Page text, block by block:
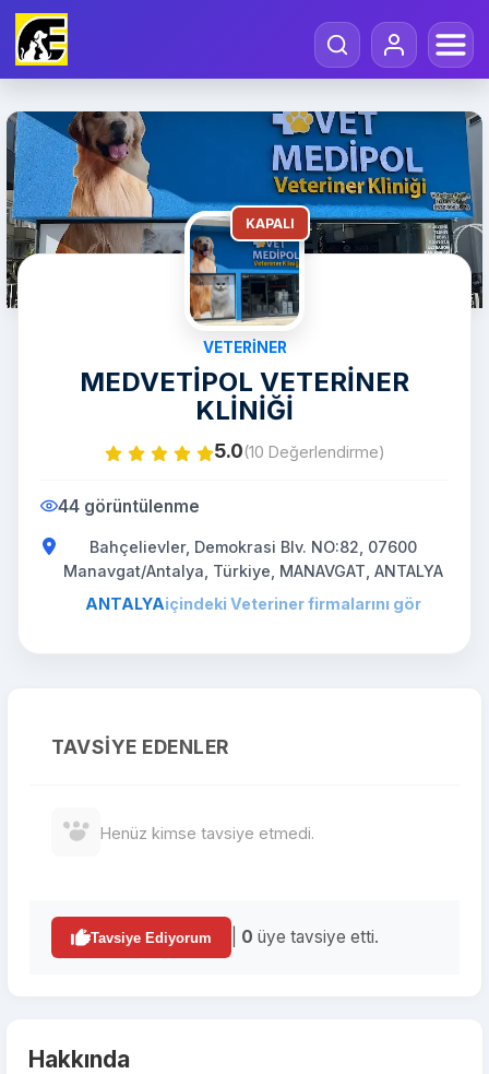
KAPALI
VETERINER
MEDVETİPOL VETERİNER
KLİNİĞİ
5.0(10 Değerlendirme)
44 görüntülenme
Bahçelievler, Demokrasi Blv. NO:82, 07600
Manavgat/Antalya, Türkiye, MANAVGAT, ANTALYA
ANTALYAiçindeki Veteriner firmalarını gör
TAVSIYE EDENLER
Henüz kimse tavsiye etmedi.
Tavsiye Ediyorum 0 üye tavsiye etti.
Hakkında